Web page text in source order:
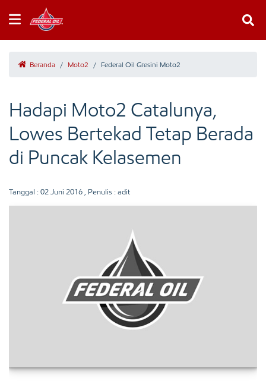
Beranda / Moto2 / Federal Oil Gresini Moto2
Hadapi Moto2 Catalunya,
Lowes Bertekad Tetap Berada
di Puncak Kelasemen
Tanggal : 02 Juni 2016 , Penulis : adit